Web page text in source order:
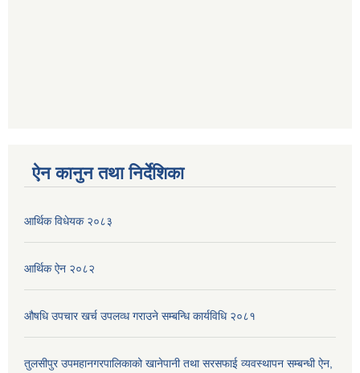
ऐन कानुन तथा निर्देशिका
आर्थिक विधेयक २०८३
आर्थिक ऐन २०८२
औषधि उपचार खर्च उपलव्ध गराउने सम्बन्धि कार्यविधि २०८१
तुलसीपुर उपमहानगरपालिकाको खानेपानी तथा सरसफाई व्यवस्थापन सम्बन्धी ऐन,